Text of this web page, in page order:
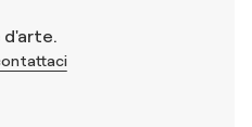
d'arte.